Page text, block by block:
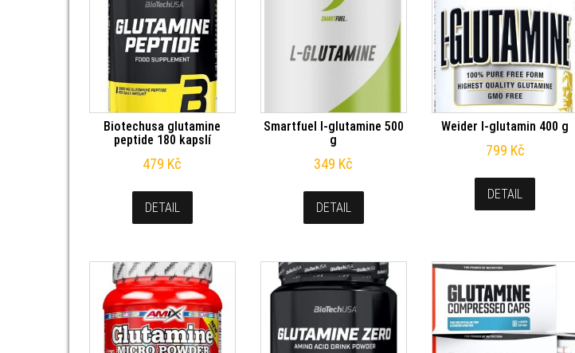
Biotechusa glutamine
peptide 180 kapslí
479 Kč
DETAIL
Smartfuel l-glutamine 500
g
349 Kč
DETAIL
Weider l-glutamin 400 g
799 Kč
DETAIL